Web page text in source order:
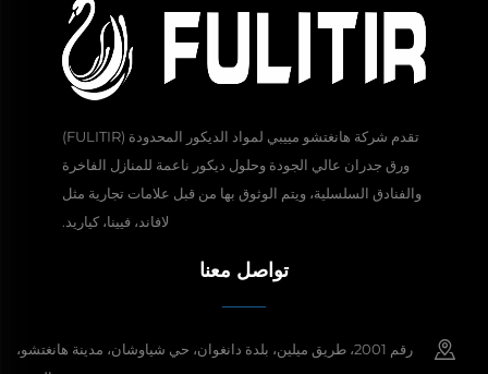
تقدم شركة هانغتشو مييبي لمواد الديكور المحدودة (FULITIR)
ورق جدران عالي الجودة وحلول ديكور ناعمة للمنازل الفاخرة
والفنادق السلسلية، ويتم الوثوق بها من قبل علامات تجارية مثل
لافاند، فيينا، كياريد.
تواصل معنا
رقم 2001، طريق ميلين، بلدة دانغوان، حي شياوشان، مدينة هانغتشو،